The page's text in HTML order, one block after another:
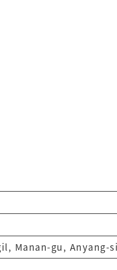
Manan-gu, Anyang-